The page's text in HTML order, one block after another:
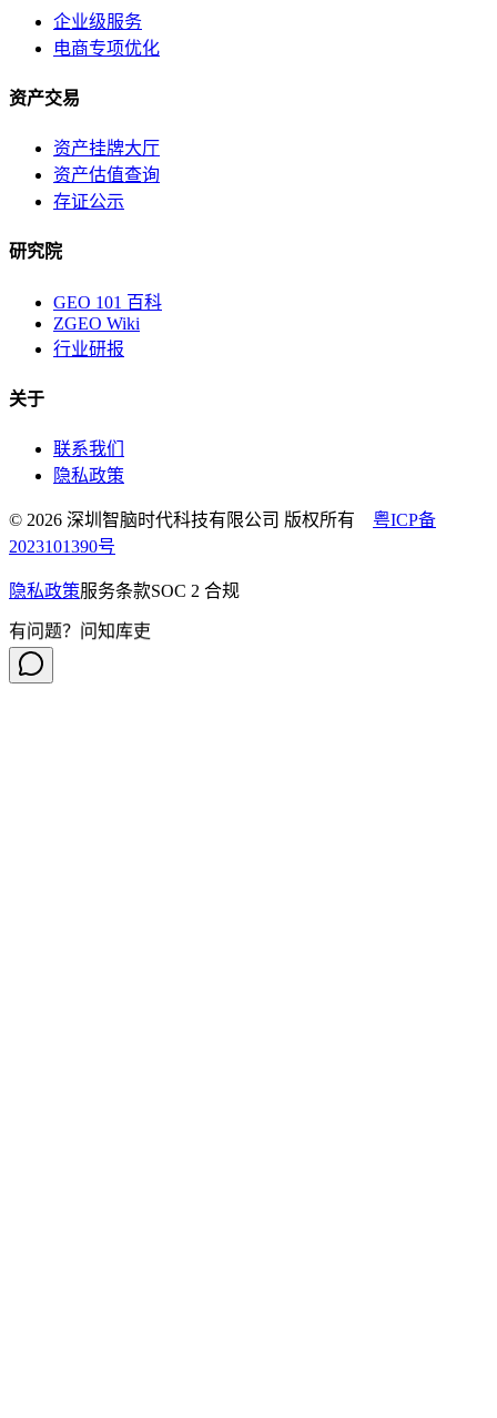
企业级服务
电商专项优化
资产交易
资产挂牌大厅
资产估值查询
存证公示
研究院
GEO 101 百科
ZGEO Wiki
行业研报
关于
联系我们
隐私政策
© 2026 深圳智脑时代科技有限公司 版权所有 粤ICP备
2023101390号
隐私政策服务条款SOC 2 合规
有问题？问知库吏